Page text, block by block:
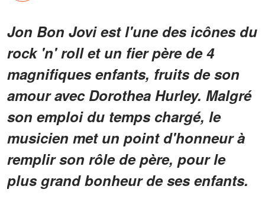
Jon Bon Jovi est l'une des icônes du
rock 'n' roll et un fier père de 4
magnifiques enfants, fruits de son
amour avec Dorothea Hurley. Malgré
son emploi du temps chargé, le
musicien met un point d'honneur à
remplir son rôle de père, pour le
plus grand bonheur de ses enfants.